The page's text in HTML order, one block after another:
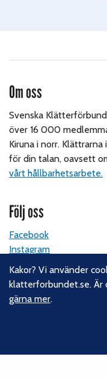
Om oss
Svenska
över 16 000
Kiruna i norr.
för din talan, oavsett
vårt hållbarhetsarbete.
Följ oss
Facebook
Instagram
Linkedin
Nyhetsbrev
Gotlandsgatan 46
Kakor? Vi använder
klatterforbundet.se. Är
gärna mer.